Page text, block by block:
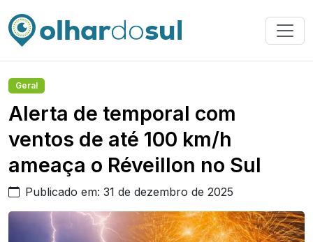
Geral
Alerta de temporal com
ventos de até 100 km/h
ameaça o Réveillon no Sul
Publicado em: 31 de dezembro de 2025